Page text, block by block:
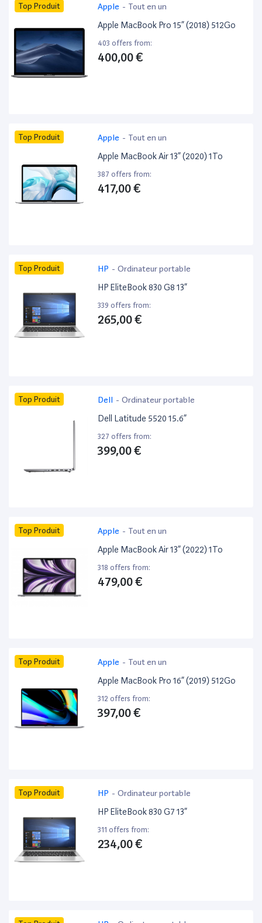
Top Produit Apple - Tout en un
Apple MacBook Pro 15” (2018) 512Go
403 offers from:
400,00 €
Top Produit Apple - Tout en un
Apple MacBook Air 13” (2020) 1To
387 offers from:
417,00 €
Top Produit HP - Ordinateur portable
HP EliteBook 830 G8 13”
339 offers from:
265,00 €
Top Produit Dell - Ordinateur portable
Dell Latitude 5520 15.6”
327 offers from:
399,00 €
Top Produit Apple - Tout en un
Apple MacBook Air 13” (2022) 1To
318 offers from:
479,00 €
Top Produit Apple - Tout en un
Apple MacBook Pro 16” (2019) 512Go
312 offers from:
397,00 €
Top Produit HP - Ordinateur portable
HP EliteBook 830 G7 13”
311 offers from:
234,00 €